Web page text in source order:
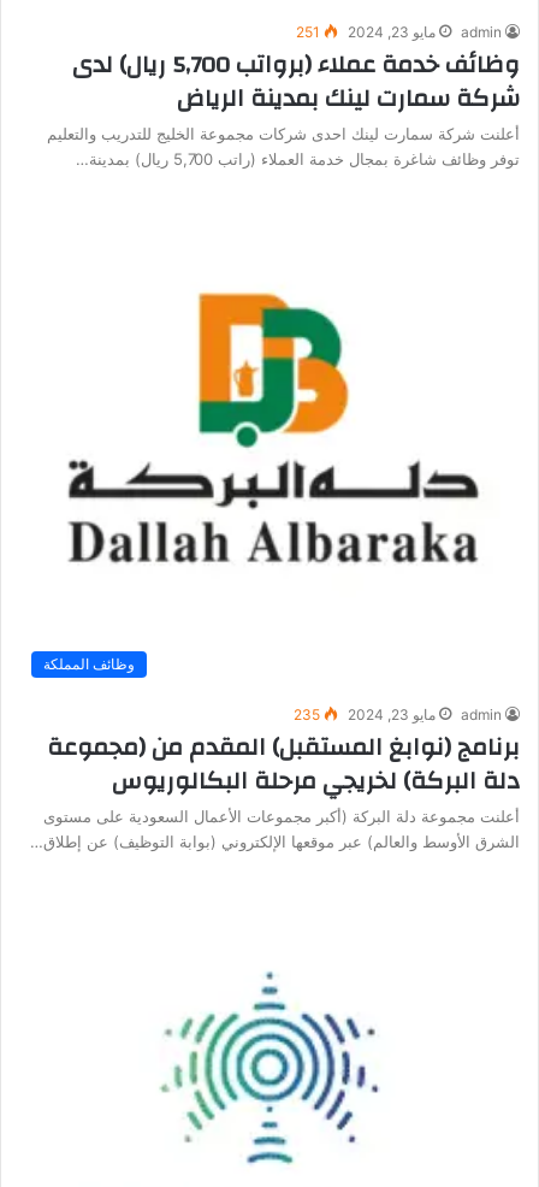
admin مايو 23, 2024 251
وظائف خدمة عملاء (برواتب 5,700 ريال) لدى
شركة سمارت لينك بمدينة الرياض
أعلنت شركة سمارت لينك احدى شركات مجموعة الخليج للتدريب والتعليم
توفر وظائف شاغرة بمجال خدمة العملاء (راتب 5,700 ريال) بمدينة…
وظائف المملكة
admin مايو 23, 2024 235
برنامج (نوابغ المستقبل) المقدم من (مجموعة
دلة البركة) لخريجي مرحلة البكالوريوس
أعلنت مجموعة دلة البركة (أكبر مجموعات الأعمال السعودية على مستوى
الشرق الأوسط والعالم) عبر موقعها الإلكتروني (بوابة التوظيف) عن إطلاق…